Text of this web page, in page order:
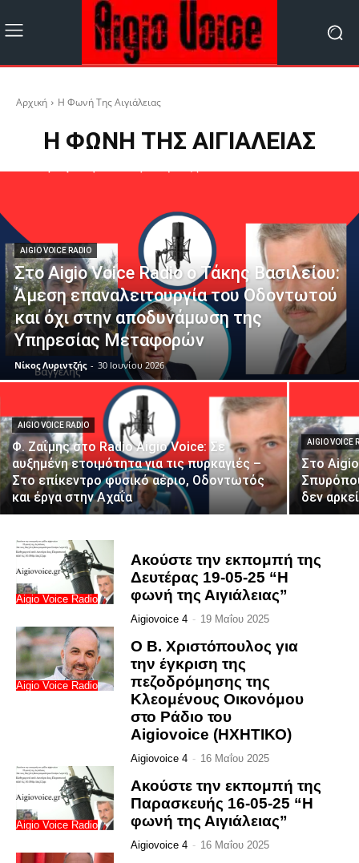
Αρχική Η Φωνή Της Αιγιάλειας
Η ΦΩΝΉ ΤΗΣ ΑΙΓΙΆΛΕΙΑΣ
AIGIO VOICE RADIO
Στο Aigio Voice Radio ο Τάκης Βασιλείου:
Άμεση επαναλειτουργία του Οδοντωτού
και όχι στην αποδυνάμωση της
Υπηρεσίας Μεταφορών
Νίκος Λυριντζής - 30 Ιουνίου 2026
AIGIO VOICE RADIO
Φ. Ζαΐμης στο Radio Aigio Voice: Σε
αυξημένη ετοιμότητα για τις πυρκαγιές –
Στο επίκεντρο φυσικό αέριο, Οδοντωτός
και έργα στην Αχαΐα
AIGIO VOICE
Στο
δεν
Aigio Voice Radio
Ακούστε την εκπομπή της
Δευτέρας 19-05-25 “Η
φωνή της Αιγιάλειας”
Aigiovoice 4 - 19 Μαΐου 2025
Aigio Voice Radio
Ο Β. Χριστόπουλος για
την έγκριση της
πεζοδρόμησης της
Κλεομένους Οικονόμου
στο Ράδιο του
Aigiovoice (ΗΧΗΤΙΚΟ)
Aigiovoice 4 - 16 Μαΐου 2025
Aigio Voice Radio
Ακούστε την εκπομπή της
Παρασκευής 16-05-25 “Η
φωνή της Αιγιάλειας”
Aigiovoice 4 - 16 Μαΐου 2025